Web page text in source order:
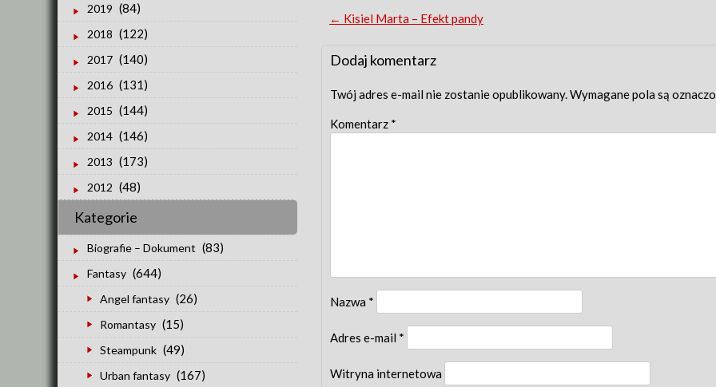
Post
navigation
← Kisiel Marta – Efekt pandy
Dodaj komentarz
Twój adres e-mail nie zostanie opublikowany.Wymagane pola są
Komentarz *
Nazwa *
Adres e-mail *
Witryna internetowa
2019 (84)
2018 (122)
2017 (140)
2016 (131)
2015 (144)
2014 (146)
2013 (173)
2012 (48)
Kategorie
Biografie – Dokument (83)
Fantasy (644)
Angel fantasy (26)
Romantasy (15)
Steampunk (49)
Urban fantasy (167)